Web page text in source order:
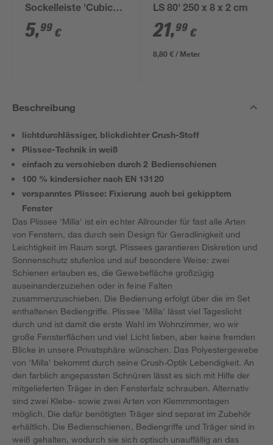
Sockelleiste 'Cubica
LS 80' anthrazit
5,99 €
LS 80' 250 x 8 x 2 cm
21,99 €
8,80 € / Meter
Beschreibung
lichtdurchlässiger, blickdichter Crush-Stoff
Plissee-Technik in weiß
einfach zu verschieben durch 2 Bedienschienen
100 % kindersicher nach EN 13120
verspanntes Plissee: Fixierung auch bei gekipptem
Fenster
Das Plissee 'Milla' ist ein echter Allrounder für fast alle Arten
von Fenstern, das durch sein Design für Geradlinigkeit und
Leichtigkeit im Raum sorgt. Plissees garantieren Diskretion und
Sonnenschutz stufenlos und auf besondere Weise: zwei
Schienen erlauben es, die Gewebefläche großzügig
auseinanderzuziehen oder in feine Falten
zusammenzuschieben. Die Bedienung erfolgt über die im Set
enthaltenen Bediengriffe. Plissee 'Milla' lässt viel Tageslicht
durch und ist damit die erste Wahl im Wohnzimmer, wo wir
große Fensterflächen und viel Licht lieben, aber keine fremden
Blicke in unsere Privatsphäre wünschen. Das Polyestergewebe
von 'Milla' bekommt durch seine Crush-Optik Lebendigkeit. An
den farblich angepassten Schnüren lässt es sich mit Hilfe der
mitgelieferten Träger in den Fensterfalz schrauben. Alternativ
sind zwei Klebe- sowie zwei Arten von Klemmmontagen
möglich. Die dafür benötigten Träger sind separat im Zubehör
erhältlich. Die Bedienschienen, Bediengriffe und Träger sind in
weiß gehalten, wodurch sie sich optisch unauffällig an das